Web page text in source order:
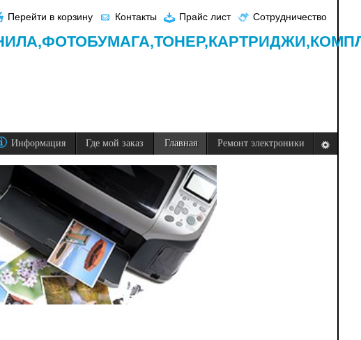
Перейти в корзину Контакты Прайс лист Сотрудничество
ФОТОБУМАГА,ТОНЕР,КАРТРИДЖИ,
Информация Где мой заказ Главная Ремонт электроники